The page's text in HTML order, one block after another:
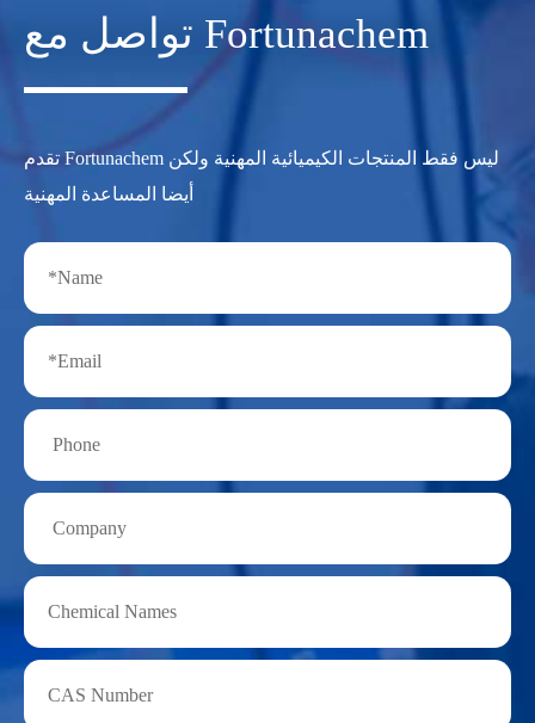
تواصل مع Fortunachem
تقدم Fortunachem ليس فقط المنتجات الكيميائية المهنية ولكن
أيضا المساعدة المهنية